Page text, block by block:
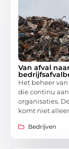
Van afval
Het beheer
die continu
organisaties.
komt niet
Bedrijven